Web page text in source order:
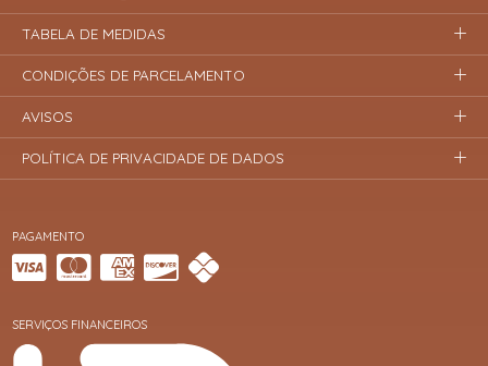
PAGAMENTO
SERVIÇOS FINANCEIROS
TABELA DE MEDIDAS
CONDIÇÕES DE PARCELAMENTO
AVISOS
POLÍTICA DE PRIVACIDADE DE DADOS